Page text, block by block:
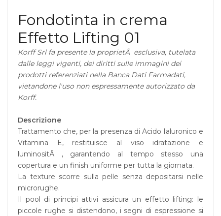
Fondotinta in crema
Effetto Lifting 01
Korff Srl fa presente la proprietÃ esclusiva, tutelata
dalle leggi vigenti, dei diritti sulle immagini dei
prodotti referenziati nella Banca Dati Farmadati,
vietandone l'uso non espressamente autorizzato da
Korff.
Descrizione
Trattamento che, per la presenza di Acido Ialuronico e
Vitamina E, restituisce al viso idratazione e
luminositÃ , garantendo al tempo stesso una
copertura e un finish uniforme per tutta la giornata.
La texture scorre sulla pelle senza depositarsi nelle
microrughe.
Il pool di principi attivi assicura un effetto lifting: le
piccole rughe si distendono, i segni di espressione si